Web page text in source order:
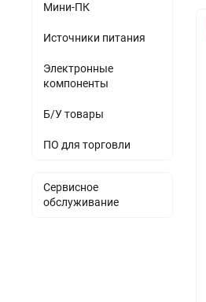
Мини-ПК
Источники питания
Электронные
компоненты
Б/У товары
ПО для торговли
Сервисное
обслуживание